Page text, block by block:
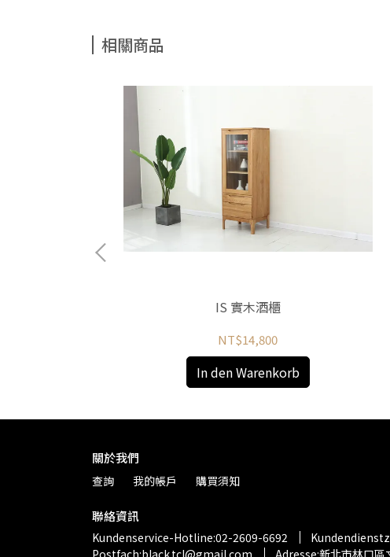
相關商品
IS 實木酒櫃
NT$14,800
In den Warenkorb
關於我們
查詢 我的帳戶 購買須知
聯絡資訊
Kundenservice-Hotline:02-2609-6692